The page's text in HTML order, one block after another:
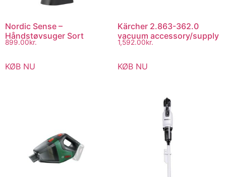
Nordic Sense –
Håndstøvsuger Sort
899.00kr.
KØB NU
Kärcher 2.863-362.0
vacuum accessory/supply
1,592.00kr.
KØB NU